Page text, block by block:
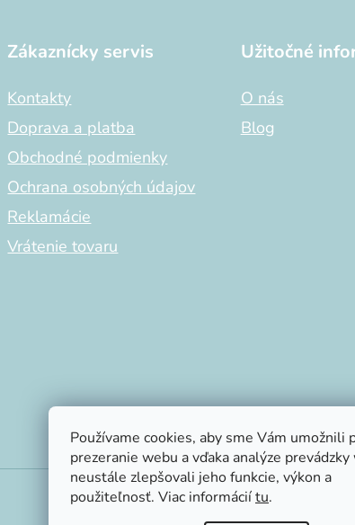
Používame cookies, aby sme Vám umožnili
prezeranie webu a vďaka analýze prevádzky
neustále zlepšovali jeho funkcie, výkon a
použiteľnosť. Viac informáciítu.
Zákaznícky servis
Kontakty
Doprava a platba
Obchodné podmienky
Ochrana osobných údajov
Reklamácie
Vrátenie tovaru
Užitočné
O nás
Blog